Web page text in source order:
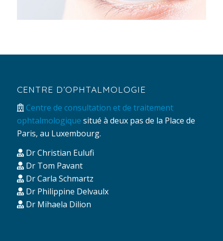
CENTRE D’OPHTALMOLOGIE
Centre de consultation et de traitement
ophtalmologique situé à deux pas de la Place de
Paris, au Luxembourg.
Dr Christian Eulufi
Dr Tom Pavant
Dr Carla Schmartz
Dr Philippine Delvaulx
Dr Mihaela Dilion